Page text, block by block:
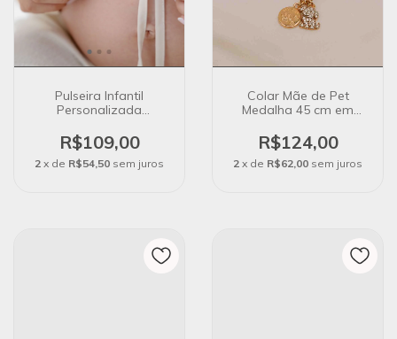
Pulseira Infantil
Personalizada
Banho de Ouro 18k
R$109,00
2 x de R$54,50 sem juros
Colar Mãe de Pet
Medalha 45 cm em
R$124,00
2 x de R$62,00 sem juros